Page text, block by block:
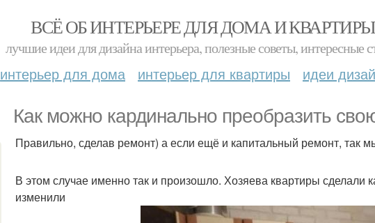
ВСЁ ОБ ИНТЕРЬЕРЕ ДЛЯ ДОМА И КВАРТИРЫ
лучшие идеи для дизайна интерьера, полезные советы, интересные
интерьер для дома интерьер для квартиры идеи
Как можно кардинально преобразить
Правильно, сделав ремонт) а если ещё и капитальный ремонт, так
В этом случае именно так и произошло. Хозяева квартиры сделали
изменили